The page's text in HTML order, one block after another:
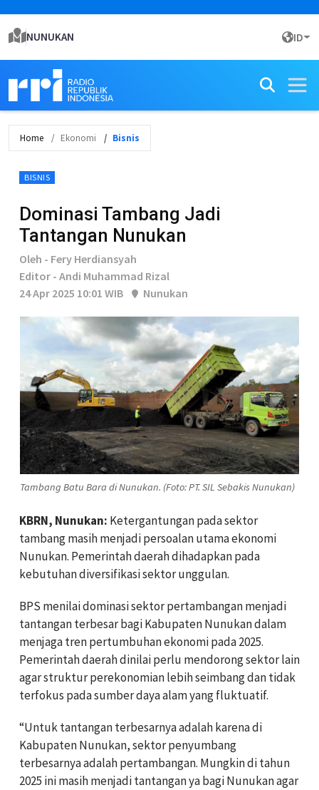
NUNUKAN ID
Home Ekonomi Bisnis
BISNIS
Dominasi Tambang Jadi
Tantangan Nunukan
Oleh - Fery Herdiansyah
Editor - Andi Muhammad Rizal
24 Apr 2025 10:01 WIB
Nunukan
Tambang Batu Bara di Nunukan. (Foto: PT. SIL Sebakis Nunukan)
KBRN, Nunukan: Ketergantungan pada sektor
tambang masih menjadi persoalan utama ekonomi
Nunukan. Pemerintah daerah dihadapkan pada
kebutuhan diversifikasi sektor unggulan.
BPS menilai dominasi sektor pertambangan menjadi
tantangan terbesar bagi Kabupaten Nunukan dalam
menjaga tren pertumbuhan ekonomi pada 2025.
Pemerintah daerah dinilai perlu mendorong sektor lain
agar struktur perekonomian lebih seimbang dan tidak
terfokus pada sumber daya alam yang fluktuatif.
“Untuk tantangan terbesarnya adalah karena di
Kabupaten Nunukan, sektor penyumbang
terbesarnya adalah pertambangan. Mungkin di tahun
2025 ini masih menjadi tantangan ya bagi Nunukan agar